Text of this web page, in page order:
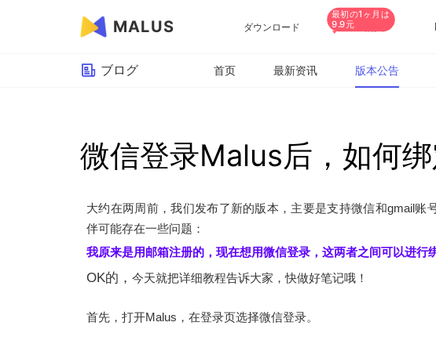
MALUS ダウンロード VIP購入
最初の1ヶ月は
9.9元
ブログ 首页 最新资讯 版本公告
微信登录Malus后，如何绑
大约在两周前，我们发布了新的版本，主要是支持微信和gmail账
伴可能存在一些问题：
我原来是用邮箱注册的，现在想用微信登录，这两者之间可以进行
OK的， 今天就把详细教程告诉大家，快做好笔记哦！
首先，打开Malus，在登录页选择微信登录。